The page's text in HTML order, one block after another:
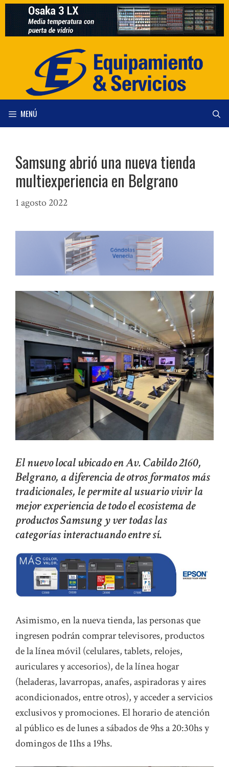
Saltar
contenido
MENÚ
Samsung abrió una nueva tienda
multiexperiencia en Belgrano
1 agosto 2022
El nuevo local ubicado en Av. Cabildo 2160,
Belgrano, a diferencia de otros formatos más
tradicionales, le permite al usuario vivir la
mejor experiencia de todo el ecosistema de
productos Samsung y ver todas las
categorías interactuando entre sí.
Asimismo, en la nueva tienda, las personas que
ingresen podrán comprar televisores, productos
de la línea móvil (celulares, tablets, relojes,
auriculares y accesorios), de la línea hogar
(heladeras, lavarropas, anafes, aspiradoras y aires
acondicionados, entre otros), y acceder a servicios
exclusivos y promociones. El horario de atención
al público es de lunes a sábados de 9hs a 20:30hs y
domingos de 11hs a 19hs.